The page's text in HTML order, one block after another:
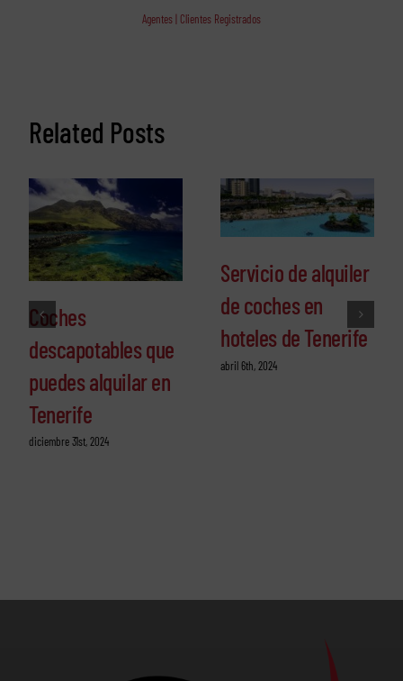
Agentes | Clientes Registrados
Related Posts
Coches
descapotables que
puedes alquilar en
Tenerife
diciembre 31st, 2024
Servicio de alquiler
de coches en
hoteles de Tenerife
abril 6th, 2024